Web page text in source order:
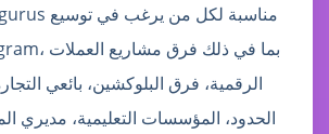
الرقمية، فرق البلوكشين، بائعي
الحدود، المؤسسات التعليمية، مديري